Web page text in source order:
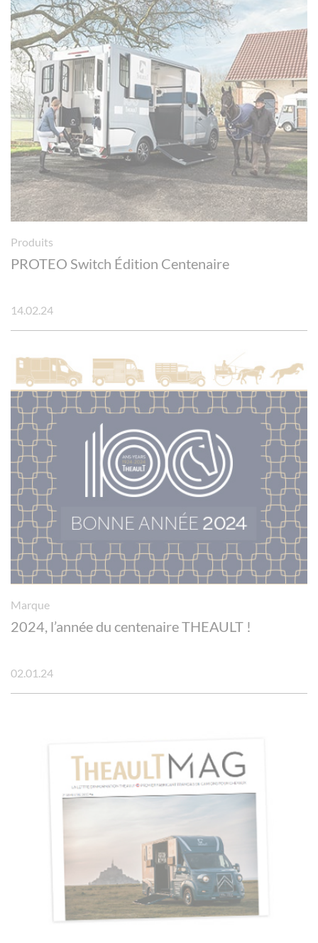
Produits
PROTEO Switch Édition Centenaire
14.02.24
Marque
2024, l’année du centenaire THEAULT !
02.01.24